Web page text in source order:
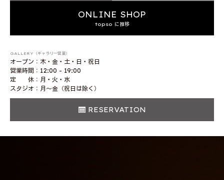
ONLINE SHOP
topso に推移
GALLERY（ギャラリー営業）
オープン：木・金・土・日・祝日
営業時間：12:00 - 19:00
定 休：月・火・水
スタジオ：月〜金（祝日は除く）
RESERVATION